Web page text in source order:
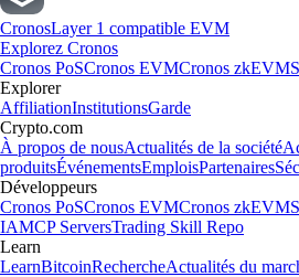
CronosLayer 1 compatible EVM
Explorez Cronos
Cronos PoSCronos EVMCronos zkEVM
Explorer
AffiliationInstitutionsGarde
Crypto.com
À propos de nousActualités de la société
produitsÉvénementsEmploisPartenaires
Développeurs
Cronos PoSCronos EVMCronos zkEVM
IAMCP ServersTrading Skill Repo
Learn
LearnBitcoinRechercheActualités du